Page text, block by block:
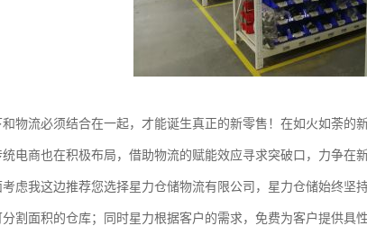
物流必须结合在一起，才能诞生真正的新零售！在如火如荼的
电商也在积极布局，借助物流的赋能效应寻求突破口，力争在
虑我这边推荐您选择星力仓储物流有限公司，星力仓储始终坚
分割面积的仓库；同时星力根据客户的需求，免费为客户提供具